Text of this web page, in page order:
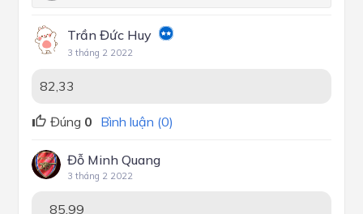
Trần Đức Huy
3 tháng 2 2022
82,33
Đúng 0 Bình luận (0)
Đỗ Minh Quang
3 tháng 2 2022
85,99